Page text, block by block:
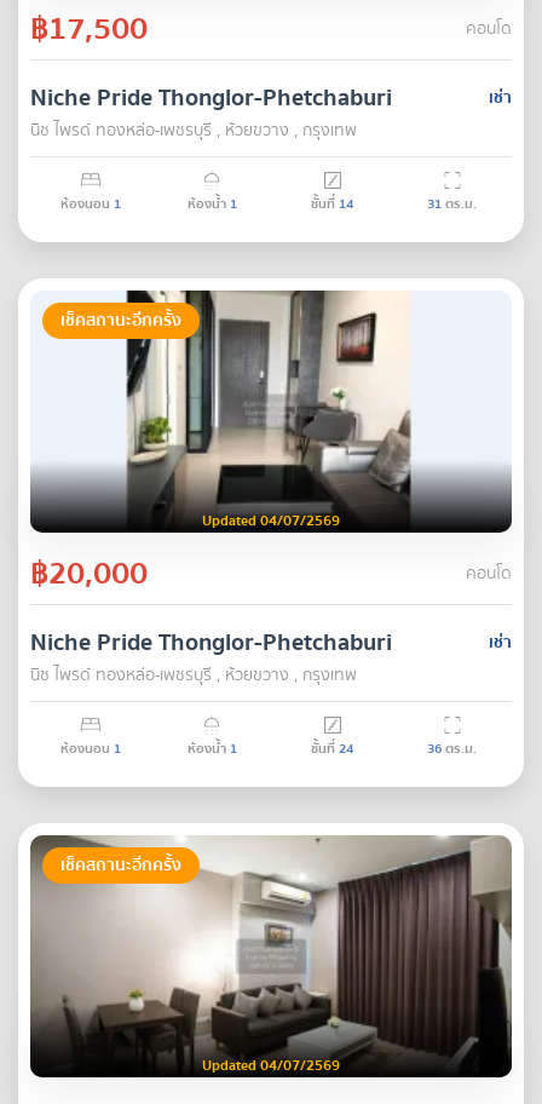
฿17,500 คอนโด
เช่า
Niche Pride Thonglor-Phetchaburi
นิช ไพรด์ ทองหล่อ-เพชรบุรี , ห้วยขวาง , กรุงเทพ
ห้องนอน 1 ห้องน้ำ 1 ชั้นที่ 14 31ตร.ม.
เช็คสถานะอีกครั้ง
Updated 04/07/2569
฿20,000 คอนโด
เช่า
Niche Pride Thonglor-Phetchaburi
นิช ไพรด์ ทองหล่อ-เพชรบุรี , ห้วยขวาง , กรุงเทพ
ห้องนอน 1 ห้องน้ำ 1 ชั้นที่24 36ตร.ม.
เช็คสถานะอีกครั้ง
Updated 04/07/2569